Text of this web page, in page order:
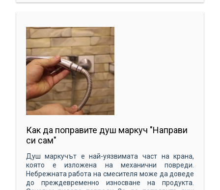
Как да поправите душ маркуч "Направи
си сам"
Душ маркучът е най-уязвимата част на крана,
която е изложена на механични повреди.
Небрежната работа на смесителя може да доведе
до преждевременно износване на продукта.